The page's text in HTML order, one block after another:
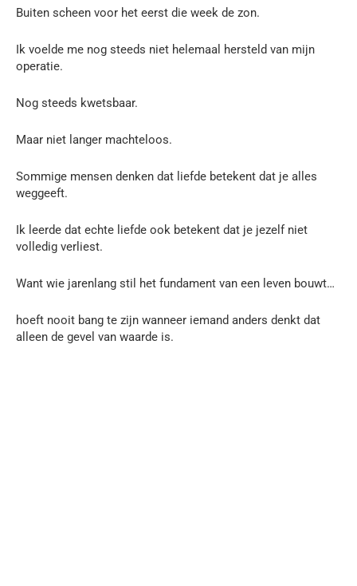
Buiten scheen voor het eerst die week de zon.
Ik voelde me nog steeds niet helemaal hersteld van mijn
operatie.
Nog steeds kwetsbaar.
Maar niet langer machteloos.
Sommige mensen denken dat liefde betekent dat je alles
weggeeft.
Ik leerde dat echte liefde ook betekent dat je jezelf niet
volledig verliest.
Want wie jarenlang stil het fundament van een leven bouwt…
hoeft nooit bang te zijn wanneer iemand anders denkt dat
alleen de gevel van waarde is.